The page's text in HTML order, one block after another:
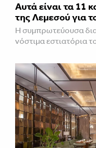
Αυτά είναι τα 11
της Λεμεσού για
Η συμπρωτεύουσα
νόστιμα εστιατόρια